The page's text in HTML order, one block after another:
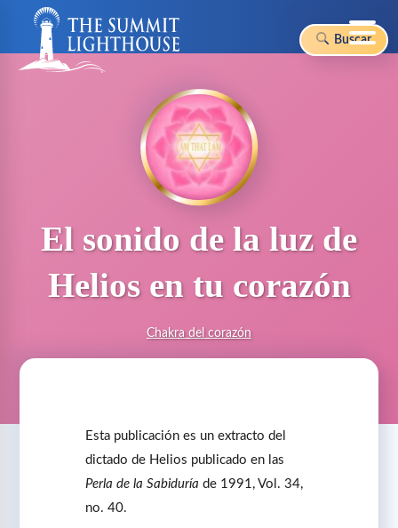
Buscar
El sonido de la luz de
Helios en tu corazón
Chakra del corazón
Esta publicación es un extracto del
dictado de Helios publicado en las
Perla de la Sabiduría de 1991, Vol. 34,
no. 40.